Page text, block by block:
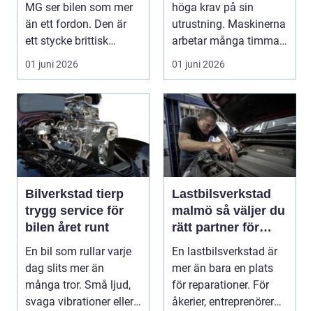
MG ser bilen som mer
än ett fordon. Den är
ett stycke brittisk
bilhistoria, en hob...
01 juni 2026
höga krav på sin
utrustning. Maskinerna
arbetar många timmar,
ofta i tuff miljö...
01 juni 2026
Bilverkstad tierp
trygg service för
bilen året runt
En bil som rullar varje
dag slits mer än
många tror. Små ljud,
svaga vibrationer eller
Lastbilsverkstad
malmö så väljer du
rätt partner för
tunga fordon
En lastbilsverkstad är
mer än bara en plats
för reparationer. För
åkerier, entreprenörer